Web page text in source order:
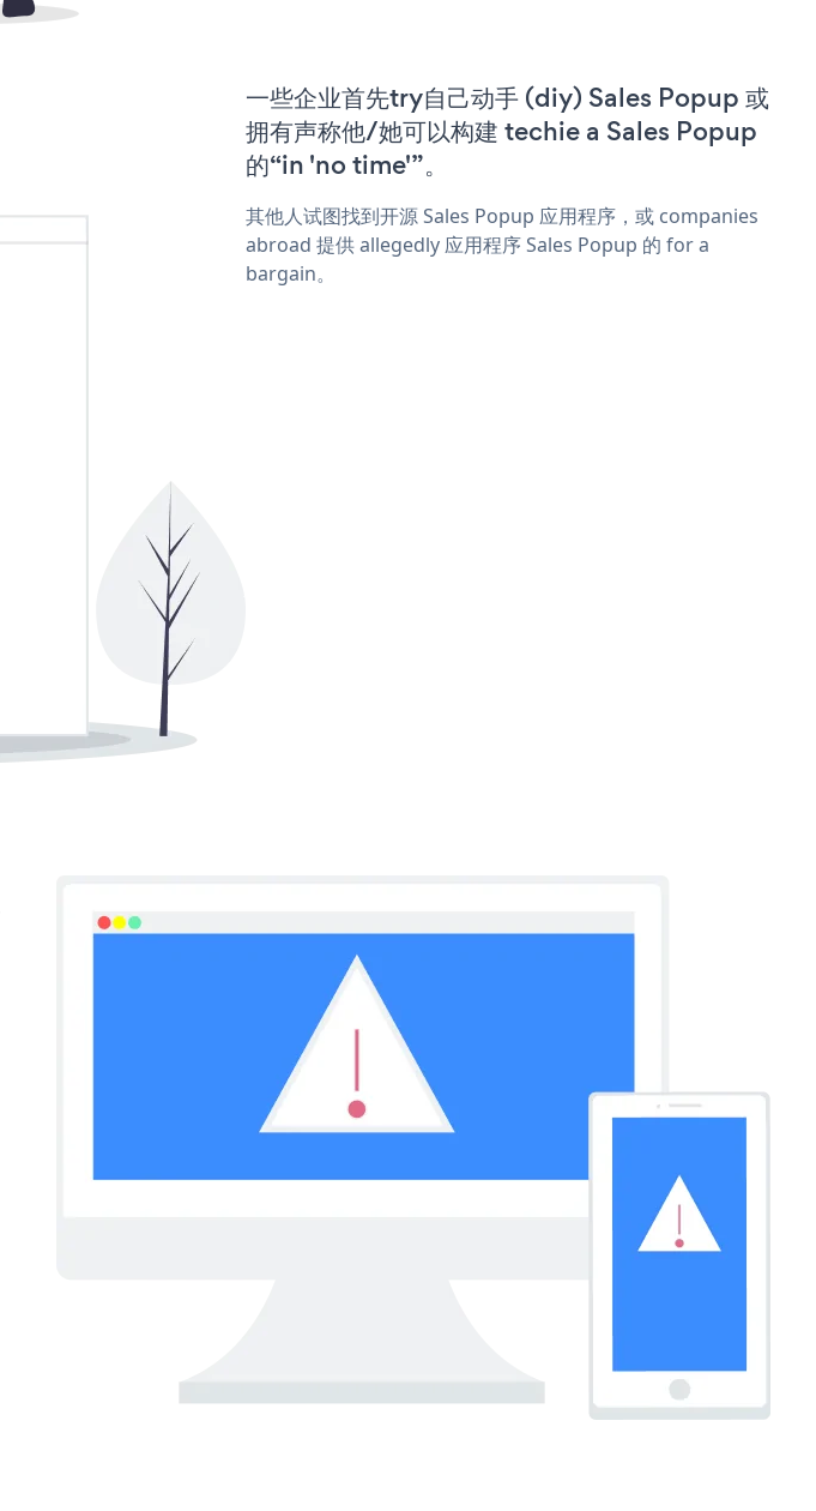
一些企业首先try自己动手 (diy) Sales Popup 或
拥有声称他/她可以构建 techie a Sales Popup
的“in 'no time'”。
其他人试图找到开源 Sales Popup 应用程序，或 companies
abroad 提供 allegedly 应用程序 Sales Popup 的 for a
bargain。